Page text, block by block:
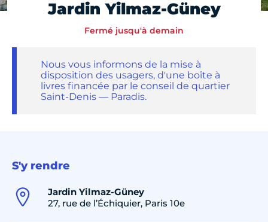
Jardin Yilmaz-Güney
Fermé jusqu'à demain
Nous vous informons de la mise à
disposition des usagers, d'une boîte à
livres financée par le conseil de quartier
Saint-Denis — Paradis.
S'y rendre
Jardin Yilmaz-Güney
27, rue de l’Échiquier, Paris 10e